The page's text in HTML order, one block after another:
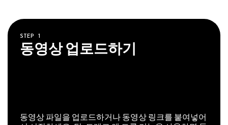
STEP 1
동영상 업로드하기
동영상 파일을 업로드하거나 동영상 링크를 붙여넣어